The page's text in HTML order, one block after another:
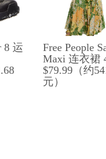
8 运
Free People
Maxi 连衣裙
$79.99（约
元）